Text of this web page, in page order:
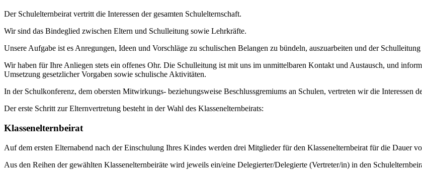
Der Schulelternbeirat vertritt die Interessen der gesamten Schulelternschaft.
Wir sind das Bindeglied zwischen Eltern und Schulleitung sowie Lehrkräfte.
Unsere Aufgabe ist es Anregungen, Ideen und Vorschläge zu schulischen Belangen zu bündeln, auszuarbeiten und der
Wir haben für Ihre Anliegen stets ein offenes Ohr. Die Schulleitung ist mit uns im unmittelbaren Kontakt und Austausch, und
Umsetzung gesetzlicher Vorgaben sowie schulische Aktivitäten.
In der Schulkonferenz, dem obersten Mitwirkungs- beziehungsweise Beschlussgremiums an Schulen, vertreten wir die Interessen
Der erste Schritt zur Elternvertretung besteht in der Wahl des Klassenelternbeirats:
Klassenelternbeirat
Auf dem ersten Elternabend nach der Einschulung Ihres Kindes werden drei Mitglieder für den Klassenelternbeirat für die Dauer
Aus den Reihen der gewählten Klassenelternbeiräte wird jeweils ein/eine Delegierter/Delegierte (Vertreter/in) in den